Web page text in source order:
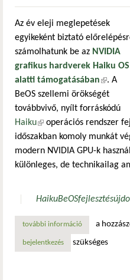
Az év eleji meglepetések
egyikeként biztató
számolhatunk be az NVIDIA
grafikus hardverek Haiku OS
alatti támogatásában(külső
. A
BeOS szellemi örökségét
továbbvivő, nyílt forráskódú
Haiku(külső hivatkozás)
operációs rendszer
időszakban komoly munkát
modern NVIDIA GPU-k
különleges, de technikailag
HaikuBeOSfejlesztés
további információelőrelépés az
a
bejelentkezés szükséges